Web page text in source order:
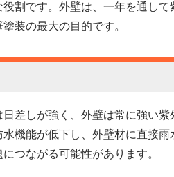
役割です。外壁は、一年を通し
装の最大の目的です。
差しが強く、外壁は常に強い
機能が低下し、外壁材に直接
つながる可能性があります。